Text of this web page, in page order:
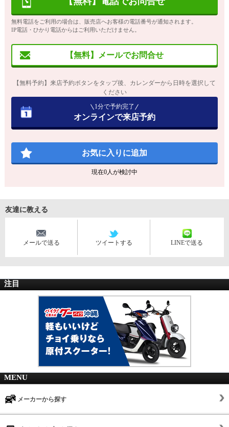
無料電話をご利用の場合は、販売店へお客様の電話番号が通知されます。
IP電話・ひかり電話からはご利用いただけません。
【無料】メールでお問合せ
【無料予約】来店予約ボタンをタップ後、カレンダーから日時を選択して
ください
1分で予約完了
オンラインで来店予約
お気に入りに追加
現在0人が検討中
友達に教える
メールで送る ツイートする LINEで送る
注目
MENU
メーカーから探す